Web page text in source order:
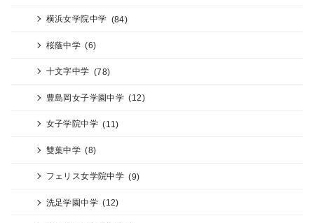
横浜女学院中学 (84)
桜蔭中学 (6)
十文字中学 (78)
豊島岡女子学園中学 (12)
女子学院中学 (11)
雙葉中学 (8)
フェリス女学院中学 (9)
洗足学園中学 (12)